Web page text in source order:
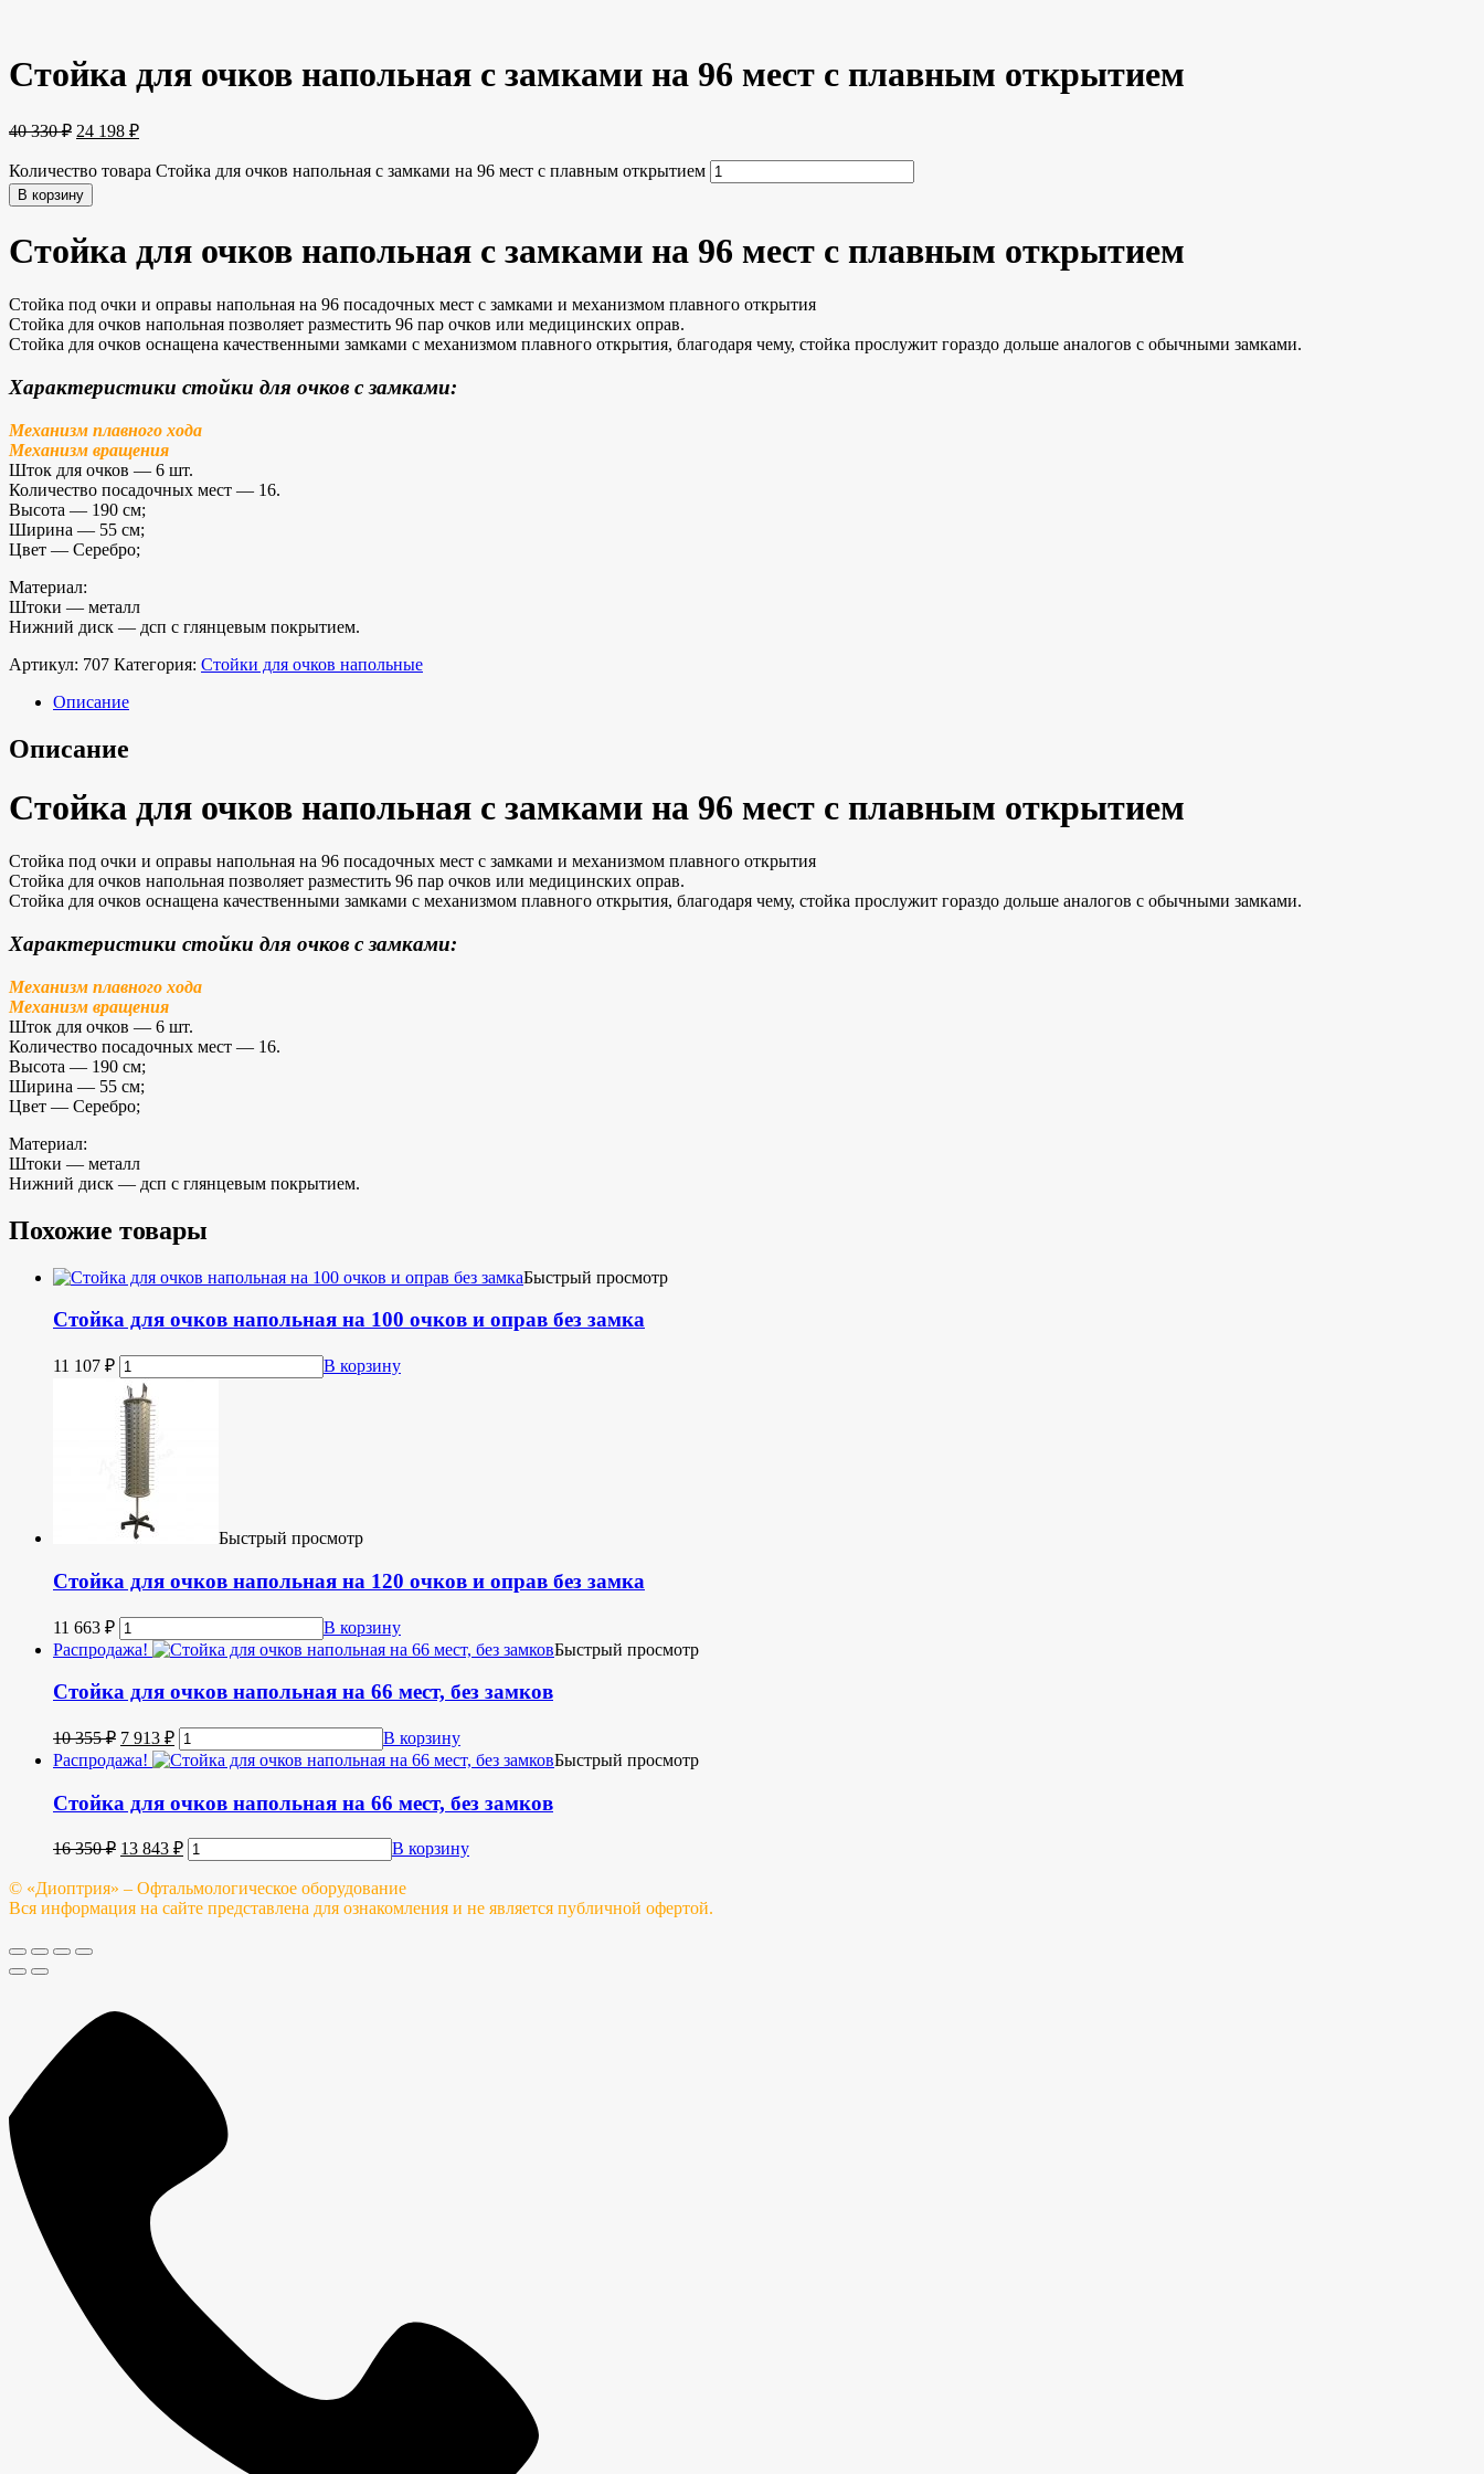
Стойка для очков напольная с замками на 96 мест с плавным открытием
40 330₽ 24 198 ₽
Количество товара Стойка для очков напольная с замками на 96 мест с плавным открытием
В корзину
Стойка для очков напольная с замками на 96 мест с плавным открытием
Стойка под очки и оправы напольная на 96 посадочных мест с замками и механизмом плавного открытия
Стойка для очков напольная позволяет разместить 96 пар очков или медицинских оправ.
Стойка для очков оснащена качественными замками с механизмом плавного открытия, благодаря чему, стойка прослужит гораздо дольше аналогов с обычными замками.
Характеристики стойки для очков с замками:
Механизм плавного хода
Механизм вращения
Шток для очков — 6 шт.
Количество посадочных мест — 16.
Высота — 190 см;
Ширина — 55 см;
Цвет — Серебро;
Материал:
Штоки — металл
Нижний диск — дсп с глянцевым покрытием.
Артикул: 707 Категория: Стойки для очков напольные
Описание
Описание
Стойка для очков напольная с замками на 96 мест с плавным открытием
Стойка под очки и оправы напольная на 96 посадочных мест с замками и механизмом плавного открытия
Стойка для очков напольная позволяет разместить 96 пар очков или медицинских оправ.
Стойка для очков оснащена качественными замками с механизмом плавного открытия, благодаря чему, стойка прослужит гораздо дольше аналогов с обычными замками.
Характеристики стойки для очков с замками:
Механизм плавного хода
Механизм вращения
Шток для очков — 6 шт.
Количество посадочных мест — 16.
Высота — 190 см;
Ширина — 55 см;
Цвет — Серебро;
Материал:
Штоки — металл
Нижний диск — дсп с глянцевым покрытием.
Похожие товары
Быстрый просмотр
Стойка для очков напольная на 100 очков и оправ без замка
11 107 ₽ В корзину
Быстрый просмотр
Стойка для очков напольная на 120 очков и оправ без замка
11 663 ₽
В корзину
Распродажа!
Быстрый просмотр
Стойка для очков напольная на 66 мест, без замков
10 355₽ 7 913 ₽
В корзину
Распродажа!
Быстрый просмотр
Стойка для очков напольная на 66 мест, без замков
16 350₽ 13 843 ₽ В корзину
© «Диоптрия» – Офтальмологическое оборудование
Вся информация на сайте представлена для ознакомления и не является публичной офертой.